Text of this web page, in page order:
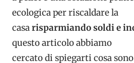
ecologica per riscaldare la
casarisparmiando soldi e
questo articolo abbiamo
cercato di spiegarti cosa